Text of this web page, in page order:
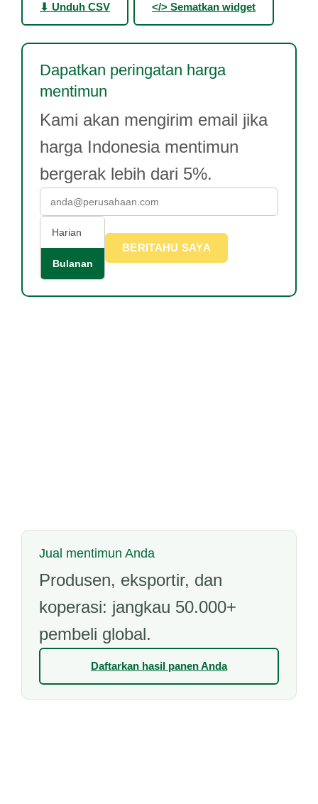
⬇ Unduh CSV </> Sematkan widget
Dapatkan peringatan harga
mentimun
Kami akan mengirim email jika
harga Indonesia mentimun
bergerak lebih dari 5%.
Harian
Bulanan
BERITAHU SAYA
Jual mentimun Anda
Produsen, eksportir, dan
koperasi: jangkau 50.000+
pembeli global.
Daftarkan hasil panen Anda